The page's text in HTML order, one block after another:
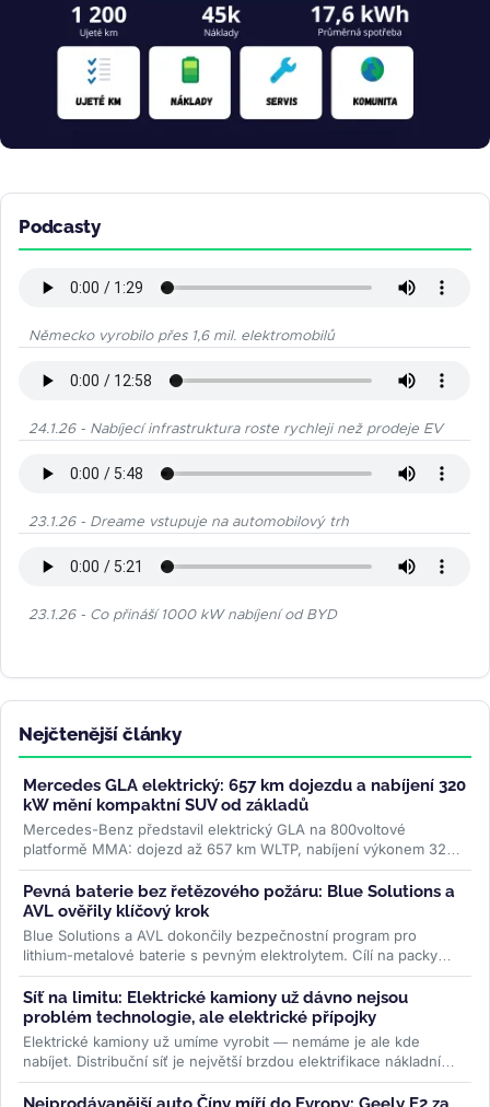
Podcasty
Německo vyrobilo přes 1,6 mil. elektromobilů
24.1.26 - Nabíjecí infrastruktura roste rychleji než prodeje EV
23.1.26 - Dreame vstupuje na automobilový trh
23.1.26 - Co přináší 1000 kW nabíjení od BYD
Nejčtenější články
Mercedes GLA elektrický: 657 km dojezdu a nabíjení 320
kW mění kompaktní SUV od základů
Mercedes-Benz představil elektrický GLA na 800voltové
platformě MMA: dojezd až 657 km WLTP, nabíjení výkonem 320
kW a plnění na 80 % za 22...>>
Pevná baterie bez řetězového požáru: Blue Solutions a
AVL ověřily klíčový krok
Blue Solutions a AVL dokončily bezpečnostní program pro
lithium-metalové baterie s pevným elektrolytem. Cílí na packy
bez šíření tepelné...>>
Síť na limitu: Elektrické kamiony už dávno nejsou
problém technologie, ale elektrické přípojky
Elektrické kamiony už umíme vyrobit — nemáme je ale kde
nabíjet. Distribuční síť je největší brzdou elektrifikace nákladní
dopravy....>>